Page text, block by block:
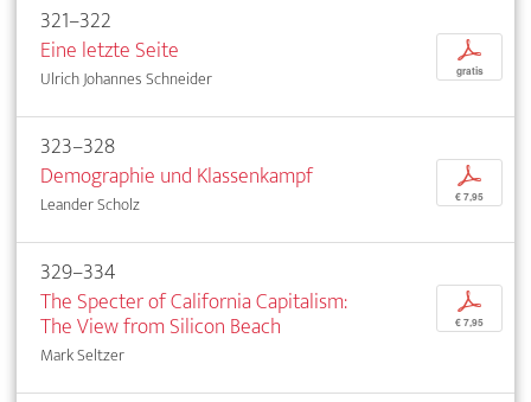
321–322
Eine letzte Seite
Ulrich Johannes Schneider
p
gratis
323–328
Demographie und Klassenkampf
Leander Scholz
p
€ 7,95
329–334
The Specter of California Capitalism:
The View from Silicon Beach
Mark Seltzer
p
€ 7,95